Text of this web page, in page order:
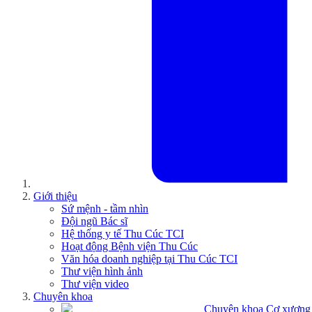
Giới thiệu
Sứ mệnh - tầm nhìn
Đội ngũ Bác sĩ
Hệ thống y tế Thu Cúc TCI
Hoạt động Bệnh viện Thu Cúc
Văn hóa doanh nghiệp tại Thu Cúc TCI
Thư viện hình ảnh
Thư viện video
Chuyên khoa
Chuyên khoa Cơ